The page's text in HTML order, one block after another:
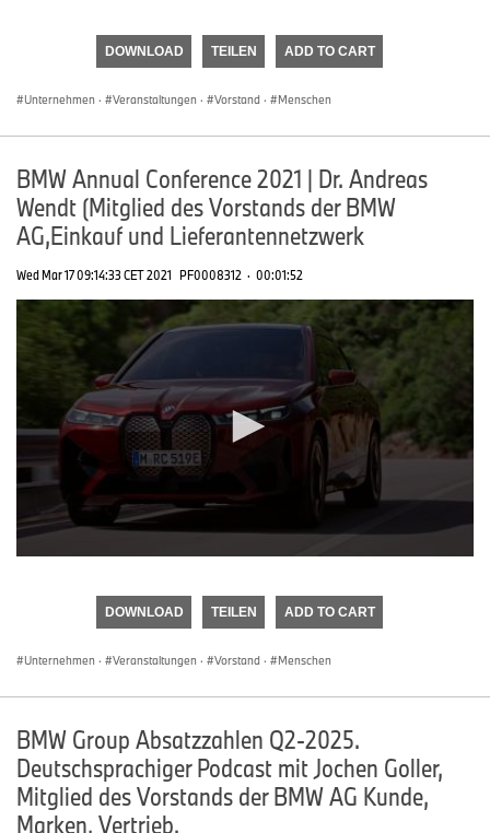
DOWNLOAD TEILEN ADD TO CART
Unternehmen · Veranstaltungen · Vorstand · Menschen
BMW Annual Conference 2021 | Dr. Andreas
Wendt (Mitglied des Vorstands der BMW
AG,Einkauf und Lieferantennetzwerk
Wed Mar 17 09:14:33 CET 2021 PF0008312 · 00:01:52
DOWNLOAD TEILEN ADD TO CART
Unternehmen · Veranstaltungen · Vorstand · Menschen
BMW Group Absatzzahlen Q2-2025.
Deutschsprachiger Podcast mit Jochen Goller,
Mitglied des Vorstands der BMW AG Kunde,
Marken, Vertrieb.